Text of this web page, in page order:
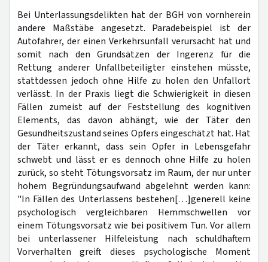
Bei Unterlassungsdelikten hat der BGH von vornherein
andere Maßstäbe angesetzt. Paradebeispiel ist der
Autofahrer, der einen Verkehrsunfall verursacht hat und
somit nach den Grundsätzen der Ingerenz für die
Rettung anderer Unfallbeteiligter einstehen müsste,
stattdessen jedoch ohne Hilfe zu holen den Unfallort
verlässt. In der Praxis liegt die Schwierigkeit in diesen
Fällen zumeist auf der Feststellung des kognitiven
Elements, das davon abhängt, wie der Täter den
Gesundheitszustand seines Opfers eingeschätzt hat. Hat
der Täter erkannt, dass sein Opfer in Lebensgefahr
schwebt und lässt er es dennoch ohne Hilfe zu holen
zurück, so steht Tötungsvorsatz im Raum, der nur unter
hohem Begründungsaufwand abgelehnt werden kann:
"In Fällen des Unterlassens bestehen[…]generell keine
psychologisch vergleichbaren Hemmschwellen vor
einem Tötungsvorsatz wie bei positivem Tun. Vor allem
bei unterlassener Hilfeleistung nach schuldhaftem
Vorverhalten greift dieses psychologische Moment